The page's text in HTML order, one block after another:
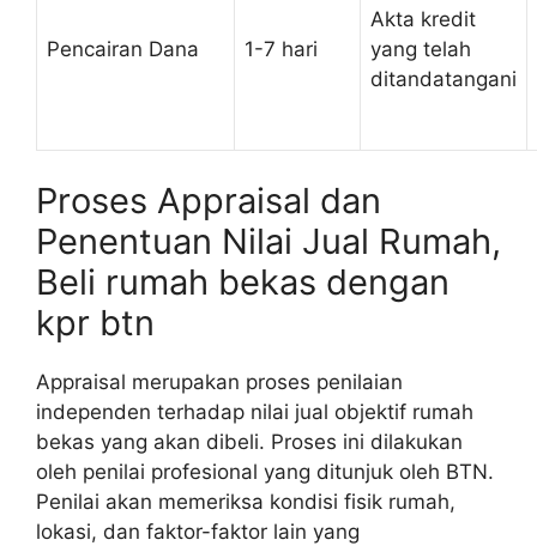
Pencairan Dana 1-7 hari
Akta kredit
yang telah
ditandatangani
Proses Appraisal dan
Penentuan Nilai Jual Rumah,
Beli rumah bekas dengan
kpr btn
Appraisal merupakan proses penilaian
independen terhadap nilai jual objektif rumah
bekas yang akan dibeli. Proses ini dilakukan
oleh penilai profesional yang ditunjuk oleh BTN.
Penilai akan memeriksa kondisi fisik rumah,
lokasi, dan faktor-faktor lain yang